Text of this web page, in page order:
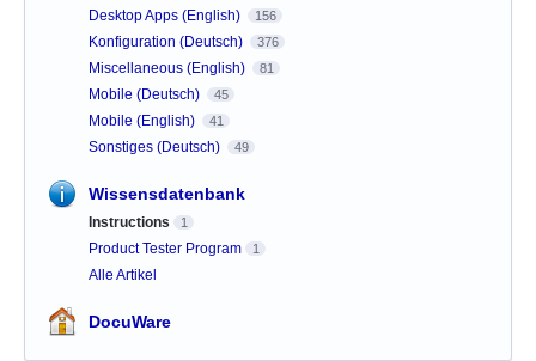
Desktop Apps (English) 156
Konfiguration (Deutsch) 376
Miscellaneous (English) 81
Mobile (Deutsch) 45
Mobile (English) 41
Sonstiges (Deutsch) 49
Wissensdatenbank
Instructions 1
Product Tester Program 1
Alle Artikel
DocuWare